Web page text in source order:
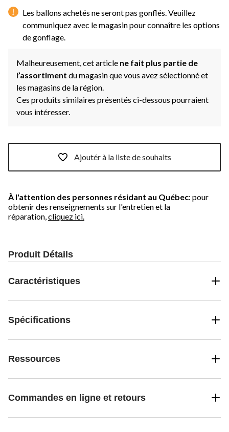
Les ballons achetés ne seront pas gonflés. Veuillez
communiquez avec le magasin pour connaître les options
de gonflage.
Malheureusement, cet article ne fait plus partie de
l’assortiment du magasin que vous avez sélectionné et
les magasins de la région.
Ces produits similaires présentés ci-dessous pourraient
vous intéresser.
Ajoutér à la liste de souhaits
À l'attention des personnes résidant au Québec: pour
obtenir des renseignements sur l'entretien et la
réparation, cliquez ici.
Produit Détails
Caractéristiques
Spécifications
Ressources
Commandes en ligne et retours